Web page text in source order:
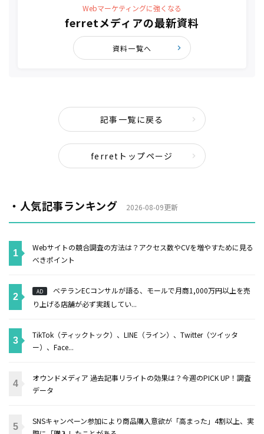
Webマーケティングに強くなる
ferretメディアの最新資料
資料一覧へ
記事一覧に戻る
ferretトップページ
・人気記事ランキング 2026-08-09更新
Webサイトの競合調査の方法は？アクセス数やCVを増やすために見る
べきポイント
AD
ベテランECコンサルが語る、モールで月商1,000万円以上を売
り上げる店舗が必ず実践してい...
TikTok（ティックトック）、LINE（ライン）、Twitter（ツイッタ
ー）、Face...
オウンドメディア 過去記事リライトの効果は？今週のPICK UP！調査
データ
SNSキャンペーン参加により商品購入意欲が「高まった」4割以上、実